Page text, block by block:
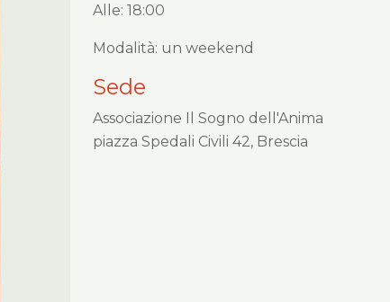
Alle: 18:00
Modalità: un weekend
Sede
Associazione Il Sogno dell'Anima
piazza Spedali Civili 42, Brescia